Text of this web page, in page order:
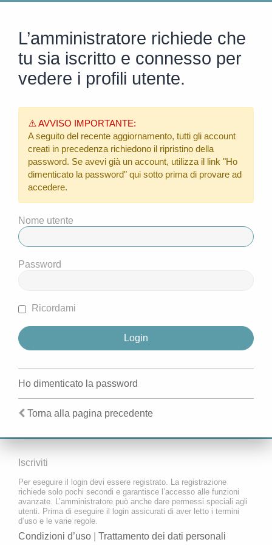
L’amministratore richiede che
tu sia iscritto e connesso per
vedere i profili utente.
⚠️ AVVISO IMPORTANTE:
A seguito del recente aggiornamento, tutti gli account
creati in precedenza richiedono il ripristino della
password. Se avevi già un account, utilizza il link "Ho
dimenticato la password" qui sotto prima di provare ad
accedere.
Nome utente
Password
Ricordami
Ho dimenticato la password
Torna alla pagina precedente
Iscriviti
Per eseguire il login devi essere registrato. La registrazione
richiede solo pochi secondi e garantisce l’accesso alle funzioni
avanzate. L’amministratore può anche dare permessi speciali agli
utenti. Prima di eseguire il login assicurati di aver letto i termini
d’uso e le varie regole.
Condizioni d’uso Trattamento dei dati personali